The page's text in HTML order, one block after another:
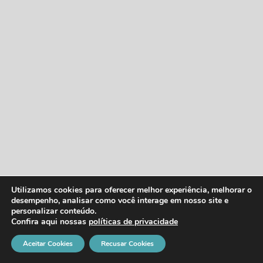
Utilizamos cookies para oferecer melhor experiência, melhorar o
desempenho, analisar como você interage em nosso site e
personalizar conteúdo.
Confira aqui nossas políticas de privacidade
Aceitar Cookies Recusar Cookies